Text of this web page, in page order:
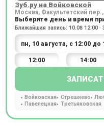
Зуб.ру на Войковской
Москва, Факультетский
Выберите день и время
Ближайшая запись: 10.08 12:00 ·
12:00 14:00
Войковская Стрешнево
Павелецкая
Третьяковская